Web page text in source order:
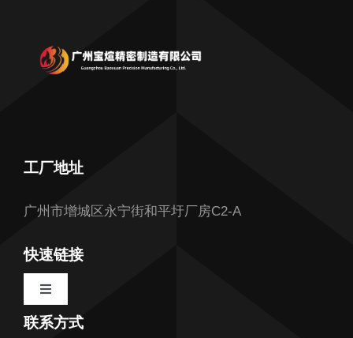
工厂地址
广州市增城区永宁街和平圩厂房C2-A
快速链接
Toggle
Navigation
首页
联系方式